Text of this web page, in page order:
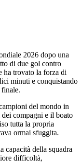
2026 dopo una
di due gol contro
ha trovato la forza di
minuti e conquistando
finale.
del mondo in
compagni e il boato
tutta la propria
ormai sfuggita.
capacità della squadra
difficoltà,